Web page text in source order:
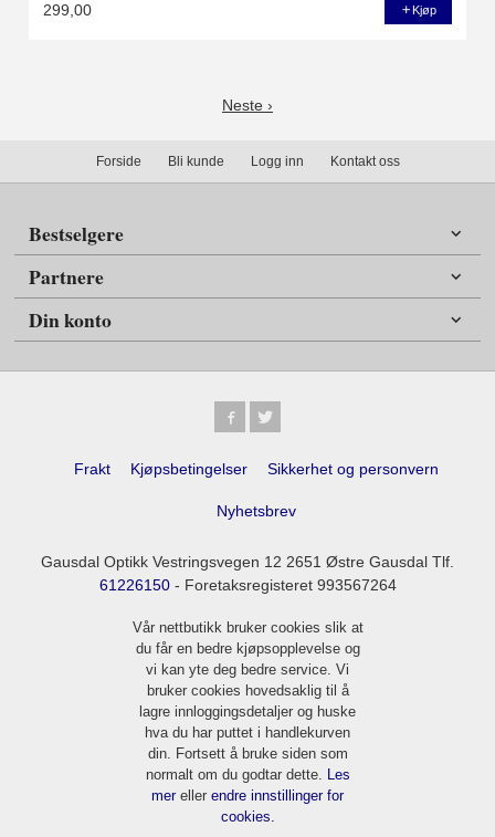
299,00 Kjøp
Neste ›
Forside Bli kunde Logg inn Kontakt oss
Bestselgere
Partnere
Din konto
Frakt Kjøpsbetingelser Sikkerhet og personvern
Nyhetsbrev
Gausdal Optikk Vestringsvegen 12 2651 Østre Gausdal Tlf.
61226150- Foretaksregisteret 993567264
Vår nettbutikk bruker cookies slik at
du får en bedre kjøpsopplevelse og
vi kan yte deg bedre service. Vi
bruker cookies hovedsaklig til å
lagre innloggingsdetaljer og huske
hva du har puttet i handlekurven
din. Fortsett å bruke siden som
normalt om du godtar dette. Les
mer eller endre innstillinger for
cookies.